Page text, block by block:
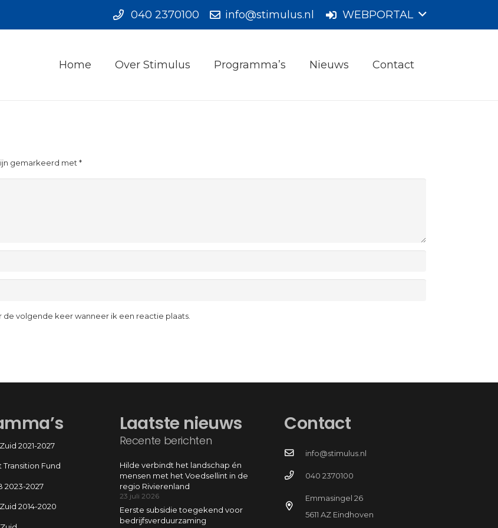
040 2370100 info@stimulus.nl WEBPORTAL
Home Over Stimulus Programma’s Nieuws Contact
gemarkeerd met *
de volgende keer wanneer ik een reactie plaats.
2021-2027
Transition Fund
2023-2027
2014-2020
Laatste nieuws
Recente berichten
Hilde verbindt het landschap én
mensen met het Voedsellint in de
regio Rivierenland
23 juli 2026
Eerste subsidie toegekend voor
bedrijfsverduurzaming
Contact
info@stimulus.nl
040 2370100
Emmasingel 26
5611 AZ Eindhoven